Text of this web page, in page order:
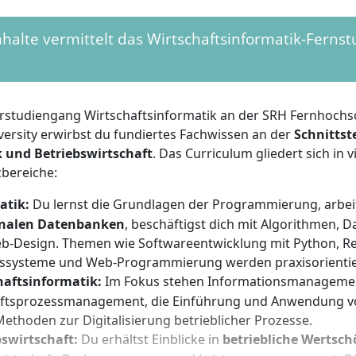
gelten folgende Optionen:
Hochschulreife(Abitur),fachgebundene
ohne Abiturist möglich, etwa über eineentsprechende
Studium an einer Hochschule außerhalb von
Englischkenntnissewerden vorausgesetzt, da
Lehrinhalte auf Englisch vorliegen können
solltest du analytisches Denkvermögen und Interesse an
betrieblicher und technischer Fragestellungen
selbstständiges Arbeiten und Zeitmanagement, da
organisiert ist. Von Vorteil sind erste Grundkenntnisse
Informatik und Wirtschaft sowie die Bereitschaft, projekt-
zu lernen. Teamfähigkeit, Kommunikationsstärke
vermittelt das Wirtschaftsinformatik-
Wirtschaftsinformatik an der SRH
erwirbst du fundiertes Fachwissen an der
Betriebswirtschaft. Das Curriculum gliedert sich in
Du lernst die Grundlagen der Programmierung,
Datenbanken, beschäftigst dich mit Algorithmen,
Design. Themen wie Softwareentwicklung mit Python,
und Web-Programmierung werden
Im Fokus stehen
die Einführung und Anwendung
zur Digitalisierung betrieblicher Prozesse.
Du erhältst Einblicke in betriebliche